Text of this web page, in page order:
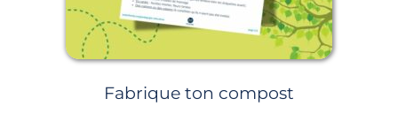
Fabrique ton compost